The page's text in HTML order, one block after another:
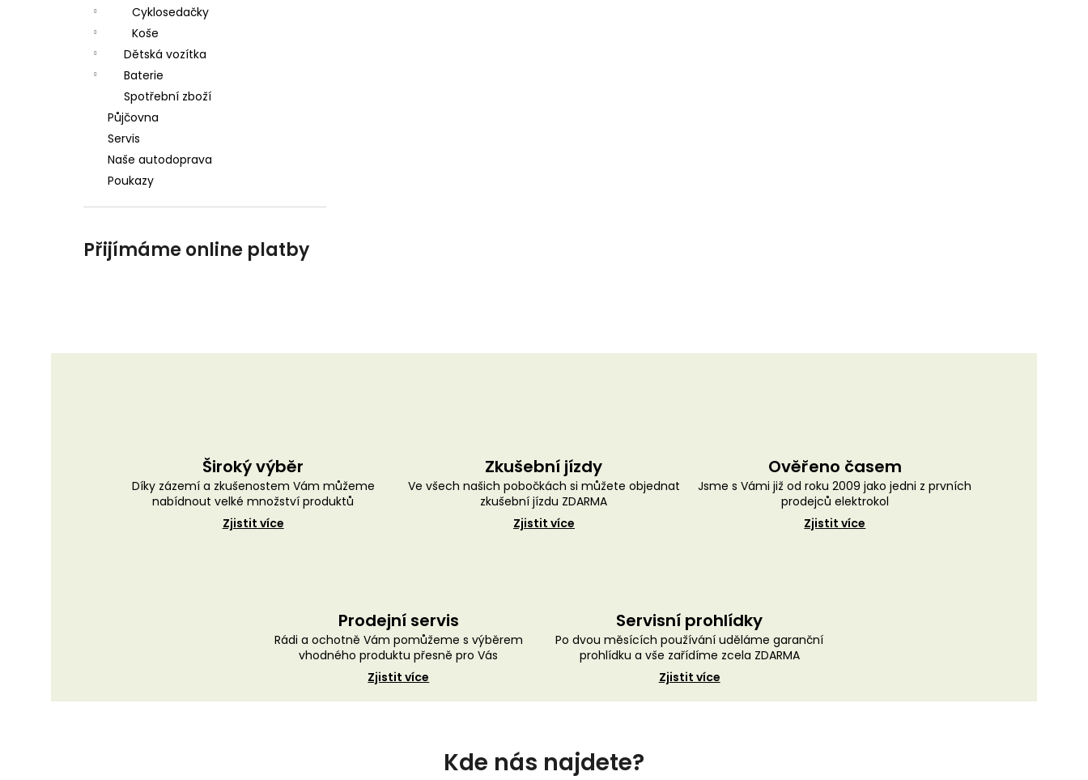
Cyklosedačky
Koše
Dětská vozítka
Baterie
Spotřební zboží
Půjčovna
Servis
Naše autodoprava
Poukazy
Přijímáme online platby
Široký výběr
Díky zázemí a zkušenostem Vám můžeme
nabídnout velké množství produktů
Zjistit více
Zkušební jízdy
Ve všech našich pobočkách si můžete objednat
zkušební jízdu ZDARMA
Zjistit více
Ověřeno časem
Jsme s Vámi již od roku 2009 jako jedni z prvních
prodejců elektrokol
Zjistit více
Prodejní servis
Rádi a ochotně Vám pomůžeme s výběrem
vhodného produktu přesně pro Vás
Zjistit více
Servisní prohlídky
Po dvou měsících používání uděláme garanční
prohlídku a vše zařídíme zcela ZDARMA
Zjistit více
Kde nás najdete?